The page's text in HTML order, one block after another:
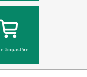
acquistare